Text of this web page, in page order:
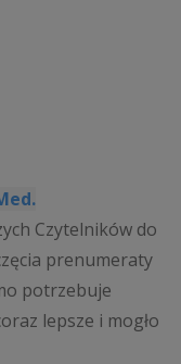
Czytelników do
prenumeraty
potrzebuje
lepsze i mogło